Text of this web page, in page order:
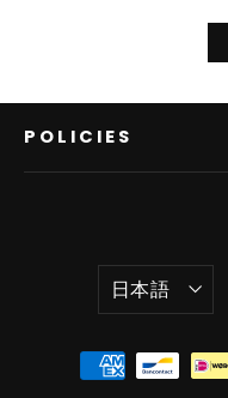
POLICIES
言
語
日本語